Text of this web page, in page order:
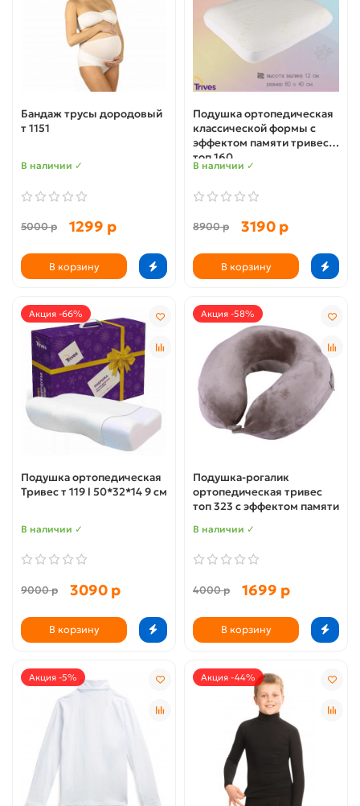
Бандаж трусы дородовый
т 1151
В наличии ✓
5000 р 1299 р
В корзину
Подушка ортопедическая
классической формы с
эффектом памяти тривес
топ 160
В наличии ✓
8900 р 3190 р
В корзину
Акция -66%
Подушка ортопедическая
Тривес т 119 l 50*32*14 9 см
В наличии ✓
9000 р 3090 р
В корзину
Акция -58%
Подушка-рогалик
ортопедическая тривес
топ 323 с эффектом памяти
В наличии ✓
4000 р 1699 р
В корзину
Акция -5% Акция -44%